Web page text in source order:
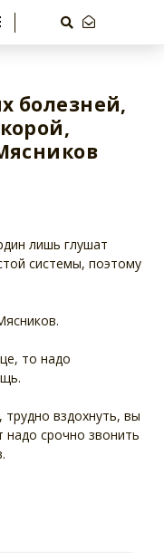
болезней,
лишь глушат
системы, поэтому
то надо
вздохнуть, вы
срочно звонить